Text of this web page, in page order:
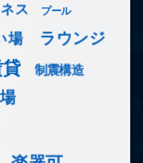
ス プール
場 ラウンジ
制震構造